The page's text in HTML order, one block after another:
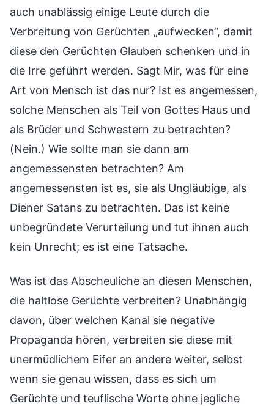
auch unablässig einige Leute durch die
Verbreitung von Gerüchten „aufwecken“, damit
diese den Gerüchten Glauben schenken und in
die Irre geführt werden. Sagt Mir, was für eine
Art von Mensch ist das nur? Ist es angemessen,
solche Menschen als Teil von Gottes Haus und
als Brüder und Schwestern zu betrachten?
(Nein.) Wie sollte man sie dann am
angemessensten betrachten? Am
angemessensten ist es, sie als Ungläubige, als
Diener Satans zu betrachten. Das ist keine
unbegründete Verurteilung und tut ihnen auch
kein Unrecht; es ist eine Tatsache.
Was ist das Abscheuliche an diesen Menschen,
die haltlose Gerüchte verbreiten? Unabhängig
davon, über welchen Kanal sie negative
Propaganda hören, verbreiten sie diese mit
unermüdlichem Eifer an andere weiter, selbst
wenn sie genau wissen, dass es sich um
Gerüchte und teuflische Worte ohne jegliche